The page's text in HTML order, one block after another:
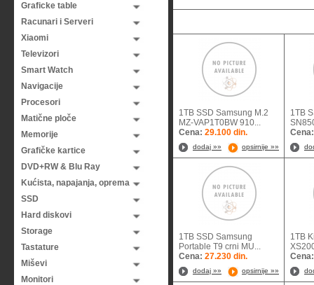
Graficke table
Racunari i Serveri
Xiaomi
Televizori
Smart Watch
Navigacije
Procesori
Matične ploče
Memorije
Grafičke kartice
DVD+RW & Blu Ray
Kućista, napajanja, oprema
SSD
Hard diskovi
Storage
Tastature
Miševi
Monitori
1TB SSD Samsung M.2
MZ-VAP1T0BW 910...
Cena: 29.100 din.
dodaj »» opsirnije »»
1TB
1TB SSD Samsung
Portable T9 crni MU...
Cena: 27.230 din.
dodaj »» opsirnije »»
1TB